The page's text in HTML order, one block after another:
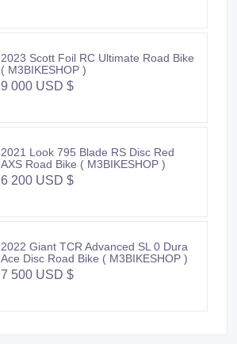
2023 Scott Foil RC Ultimate Road Bike
( M3BIKESHOP )
9 000 USD $
2021 Look 795 Blade RS Disc Red
AXS Road Bike ( M3BIKESHOP )
6 200 USD $
2022 Giant TCR Advanced SL 0 Dura
Ace Disc Road Bike ( M3BIKESHOP )
7 500 USD $